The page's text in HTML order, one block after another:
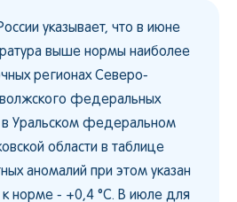
указывает, что в июне
выше нормы наиболее
регионах Северо-
федеральных
в Уральском федеральном
области в таблице
аномалий при этом указан
норме - +0,4 °C. В июле для